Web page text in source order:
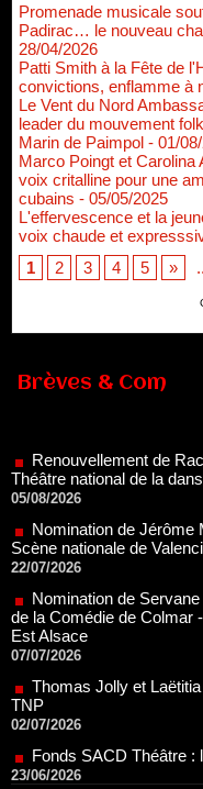
Promenade musicale
Padirac… le nouveau
28/04/2026
Patti Smith à la Fête de
convictions, enflamme à
Le Vent du Nord
leader du mouvement
Marin de Paimpol - 01/
Marco Poingt et Carolina
voix critalline pour une
cubains - 05/05/2025
L'effervescence et la
voix chaude et
1
2 3 4 5 »
Brèves & Com
Renouvellement de
Nomination de Jérôme
Scène nationale de
22/07/2026
Nomination de
de la Comédie de Colmar
Est Alsace
07/07/2026
Thomas Jolly et
TNP
02/07/2026
Fonds SACD Théâtre :
23/06/2026
20/06/2026